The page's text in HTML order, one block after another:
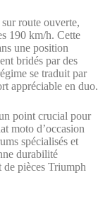
route ouverte,
190 km/h. Cette
une position
bridés par des
se traduit par
appréciable en duo.
point crucial pour
moto d’occasion
spécialisés et
durabilité
de pièces Triumph